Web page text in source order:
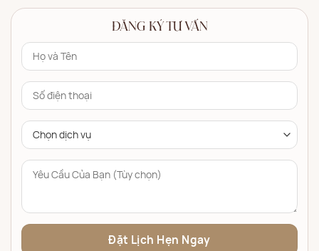
ĐĂNG KÝ TƯ VẤN